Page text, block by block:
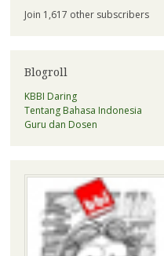
Join 1,617 other subscribers
Blogroll
KBBI Daring
Tentang Bahasa Indonesia
Guru dan Dosen